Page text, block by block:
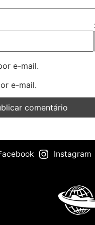
e-mail.
e-mail.
Instagram